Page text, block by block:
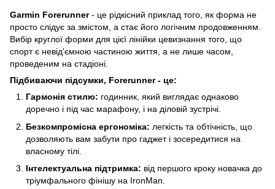
Garmin Forerunner- це рідкісний приклад того, як форма не
просто слідує за змістом, а стає його логічним продовженням.
Вибір круглої форми для цієї лінійки цевизнання того, що
спорт є невід'ємною частиною життя, а не лише часом,
проведеним на стадіоні.
Підбиваючи підсумки, Forerunner - це:
Гармонія стилю: годинник, який виглядає однаково
доречно і під час марафону, і на діловій зустрічі.
Безкомпромісна ергономіка: легкість та обтічність, що
дозволяють вам забути про гаджет і зосередитися на
власному тілі.
Інтелектуальна підтримка: від першого кроку новачка до
тріумфального фінішу на IronMan.